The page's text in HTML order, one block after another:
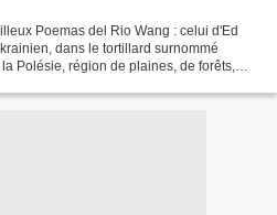
Poemas del Rio Wang : celui d'Ed
dans le tortillard surnommé
Polésie, région de plaines, de forêts,